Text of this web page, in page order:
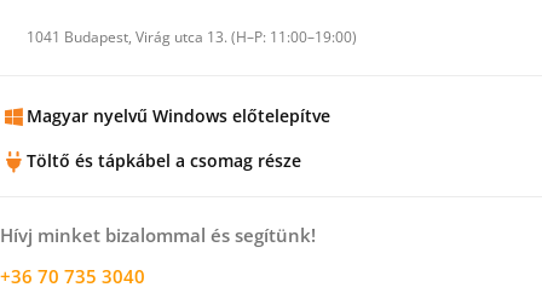
1041 Budapest, Virág utca 13. (H–P: 11:00–19:00)
Magyar nyelvű Windows előtelepítve
Töltő és tápkábel a csomag része
Hívj minket bizalommal és segítünk!
+36 70 735 3040